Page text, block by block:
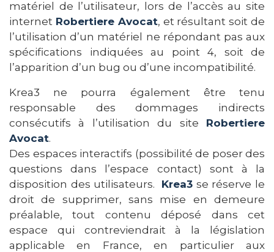
matériel de l’utilisateur, lors de l’accès au site
internet Robertiere Avocat, et résultant soit de
l’utilisation d’un matériel ne répondant pas aux
spécifications indiquées au point 4, soit de
l’apparition d’un bug ou d’une incompatibilité.
Krea3 ne pourra également être tenu
responsable des dommages indirects
consécutifs à l’utilisation du site Robertiere
Avocat.
Des espaces interactifs (possibilité de poser des
questions dans l’espace contact) sont à la
disposition des utilisateurs. Krea3 se réserve le
droit de supprimer, sans mise en demeure
préalable, tout contenu déposé dans cet
espace qui contreviendrait à la législation
applicable en France, en particulier aux